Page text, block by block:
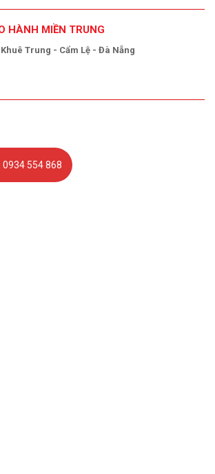
HÀNH MIỀN TRUNG
Trung - Cẩm Lệ - Đà Nẵng
0934 554 868